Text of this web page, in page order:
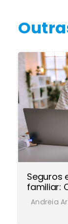
Seguros
familiar:
Andreia